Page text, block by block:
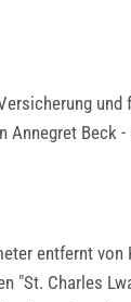
Beck
entfernt
"St. Charles